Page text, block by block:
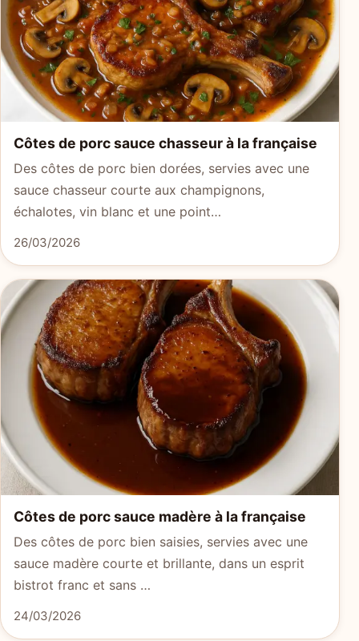
Côtes de porc sauce chasseur à la française
Des côtes de porc bien dorées, servies avec une
sauce chasseur courte aux champignons,
échalotes, vin blanc et une point…
26/03/2026
Côtes de porc sauce madère à la française
Des côtes de porc bien saisies, servies avec une
sauce madère courte et brillante, dans un esprit
bistrot franc et sans …
24/03/2026